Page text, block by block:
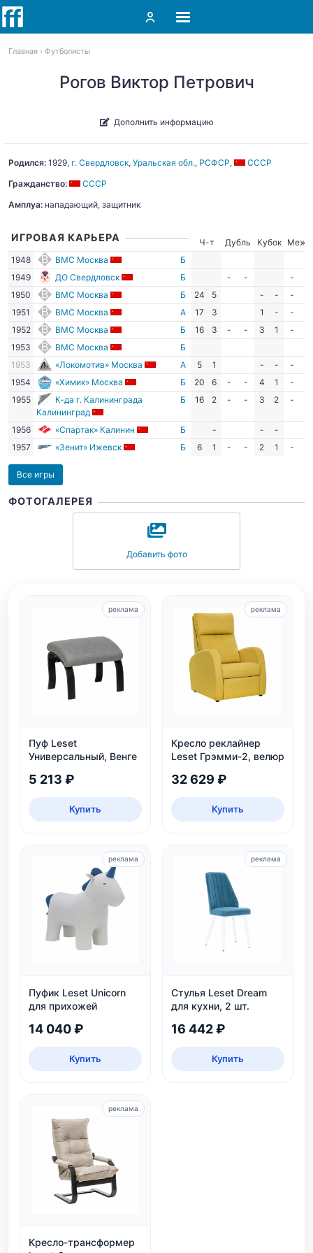
Главная Футболисты
Рогов Виктор Петрович
Дополнить информацию
Родился: 1929, г. Свердловск, Уральская обл., РСФСР,
СССР
Гражданство:
СССР
Амплуа: нападающий, защитник
ИГРОВАЯ КАРЬЕРА Ч-т Дубль Кубок
Межд.
1948
ВМС Москва
Б
1949
ДО Свердловск Б - - -
1950
ВМС Москва Б 24 5 - - -
1951
ВМС Москва А 17 3 1 - -
1952
ВМС Москва Б 16 3 - - 3 1 -
1953
ВМС Москва
Б
1953
«Локомотив» Москва А 5 1 - - -
1954
«Химик» Москва Б 20 6 - - 4 1 -
1955
К-да г. Калининграда
Калининград
Б 16 2 - - 3 2 -
1956 «Спартак» Калинин Б - -
-
1957
«Зенит» Ижевск Б 6 1 - - 2 1 -
Все игры
ФОТОГАЛЕРЕЯ
Добавить фото
Пуф Leset
Универсальный, Венге
5 213 ₽
Купить
реклама
Кресло реклайнер
Leset Грэмми-2, велюр
32 629 ₽
Купить
реклама
Пуфик Leset Unicorn
для прихожей
14 040 ₽
Купить
реклама
Стулья Leset Dream
для кухни, 2 шт.
16 442 ₽
Купить
реклама
Кресло-трансформер
реклама